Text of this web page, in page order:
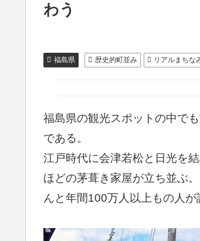
わう
福島県 歴史的町並み リアルまちな
福島県の観光スポットの中で
である。
江戸時代に会津若松と日光を
ほどの茅葺き家屋が立ち並ぶ
んと年間100万人以上もの人が